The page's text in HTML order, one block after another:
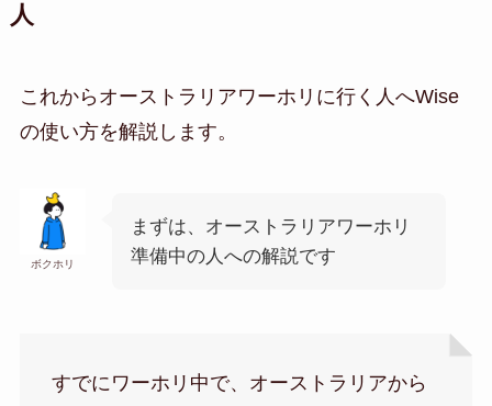
人
これからオーストラリアワーホリに行く人へWise
の使い方を解説します。
ボクホリ
まずは、オーストラリアワーホリ
準備中の人への解説です
すでにワーホリ中で、オーストラリアから